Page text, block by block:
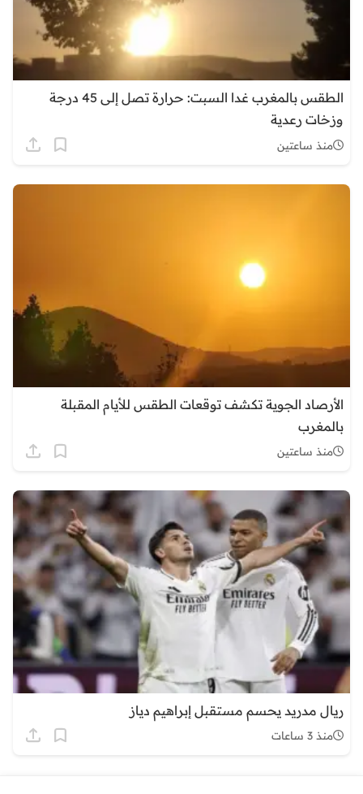
الطقس بالمغرب غدا السبت: حرارة تصل إلى 45 درجة
وزخات رعدية
منذ ساعتين
الأرصاد الجوية تكشف توقعات الطقس للأيام المقبلة
بالمغرب
منذ ساعتين
ريال مدريد يحسم مستقبل إبراهيم دياز
منذ 3 ساعات